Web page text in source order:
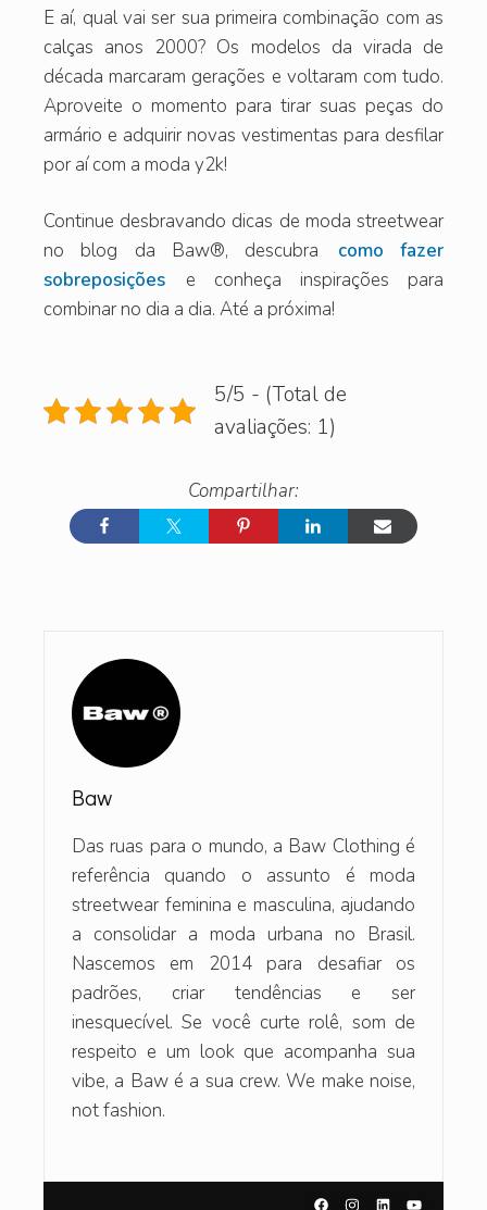
E aí, qual vai ser sua primeira combinação com as
calças anos 2000? Os modelos da virada de
década marcaram gerações e voltaram com tudo.
Aproveite o momento para tirar suas peças do
armário e adquirir novas vestimentas para desfilar
por aí com a moda y2k!
Continue desbravando dicas de moda streetwear
no blog da Baw®️, descubra
como fazer
sobreposições e conheça inspirações para
combinar no dia a dia. Até a próxima!
5/5 - (Total de
avaliações: 1)
Baw
Das ruas para o mundo, a Baw Clothing é
referência quando o assunto é moda
streetwear feminina e masculina, ajudando
a consolidar a moda urbana no Brasil.
Nascemos em 2014 para desafiar os
padrões, criar tendências e ser
inesquecível. Se você curte rolê, som de
respeito e um look que acompanha sua
vibe, a Baw é a sua crew. We make noise,
not fashion.